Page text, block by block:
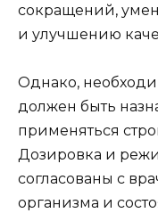
сокращений,
и улучшению
Однако,
должен быть
применяться
Дозировка и
согласованы с
организма и